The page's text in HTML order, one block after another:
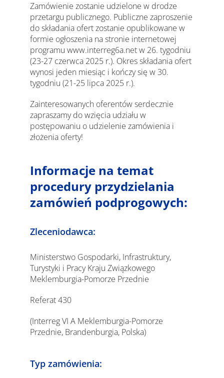
Zamówienie zostanie udzielone w drodze
przetargu publicznego. Publiczne zaproszenie
do składania ofert zostanie opublikowane w
formie ogłoszenia na stronie internetowej
programu www.interreg6a.net w 26. tygodniu
(23-27 czerwca 2025 r.). Okres składania ofert
wynosi jeden miesiąc i kończy się w 30.
tygodniu (21-25 lipca 2025 r.).
Zainteresowanych oferentów serdecznie
zapraszamy do wzięcia udziału w
postępowaniu o udzielenie zamówienia i
złożenia oferty!
Informacje na temat
procedury przydzielania
zamówień podprogowych:
Zleceniodawca:
Ministerstwo Gospodarki, Infrastruktury,
Turystyki i Pracy Kraju Związkowego
Meklemburgia-Pomorze Przednie
Referat 430
(Interreg VI A Meklemburgia-Pomorze
Przednie, Brandenburgia, Polska)
Typ zamówienia: